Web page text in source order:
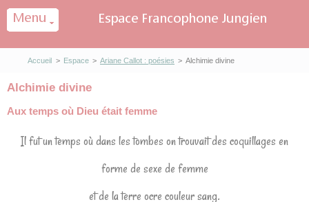
Accueil > Espace > Ariane Callot : poésies > Alchimie divine
Alchimie divine
Aux temps où Dieu était femme
Il fut un temps où dans les tombes on trouvait des coquillages en
forme de sexe de femme
et de la terre ocre couleur sang.
Panneau de gestion des cookies